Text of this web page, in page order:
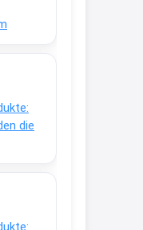
die
coupons/...